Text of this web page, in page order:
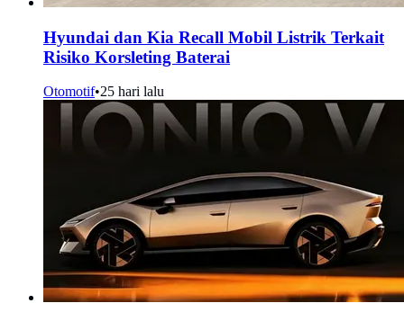
Hyundai dan Kia Recall Mobil Listrik Terkait
Risiko Korsleting Baterai
Otomotif•25 hari lalu